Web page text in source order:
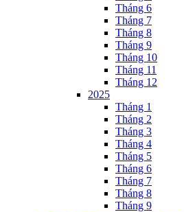
Tháng 6
Tháng 7
Tháng 8
Tháng 9
Tháng 10
Tháng 11
Tháng 12
2025
Tháng 1
Tháng 2
Tháng 3
Tháng 4
Tháng 5
Tháng 6
Tháng 7
Tháng 8
Tháng 9